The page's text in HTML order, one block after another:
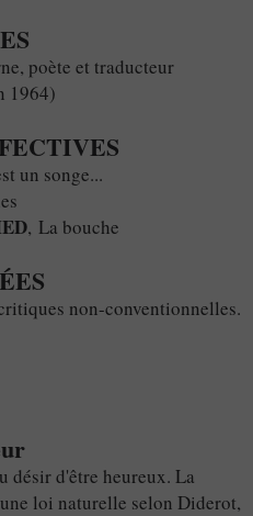
poète et traducteur
1964)
un songe...
, La bouche
non-conventionnelles.
désir d'être heureux. La
loi naturelle selon Diderot,